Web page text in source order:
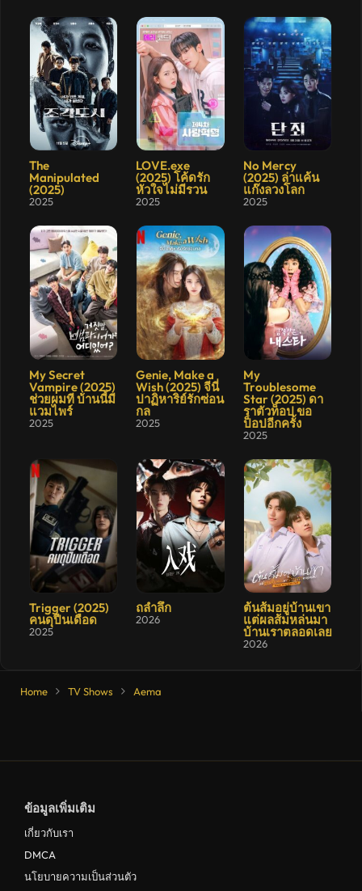
The
Manipulated
(2025)
2025
LOVE.exe
(2025) โค้ดรัก
หัวใจไม่มีรวน
2025
5.5
No Mercy
(2025) ล่าแค้น
แก๊งลวงโลก
2025
8.5
My Secret
Vampire (2025)
ช่วยผมที บ้านนี้มี
แวมไพร์
2025
8.6
Genie, Make a
Wish (2025) จีนี่
ปาฏิหาริย์รักซ่อน
กล
2025
My
Troublesome
Star (2025) ดา
ราตัวท็อป ขอ
ป็อปอีกครั้ง
2025
7
Trigger (2025)
คนดุปืนเดือด
2025
9.4
ถลำลึก
2026
8.9
ต้นส้มอยู่บ้านเขา
แต่ผลส้มหล่นมา
บ้านเราตลอดเลย
2026
Home TV Shows Aema
ข้อมูลเพิ่มเติม
เกี่ยวกับเรา
DMCA
นโยบายความเป็นส่วนตัว